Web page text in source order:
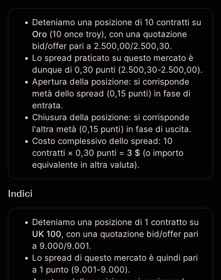
Deteniamo una posizione di 10 contratti su
Oro (10 once troy), con una quotazione
bid/offer pari a 2.500,00/2.500,30.
Lo spread praticato su questo mercato è
dunque di 0,30 punti (2.500,30-2.500,00).
Apertura della posizione: si corrisponde
metà dello spread (0,15 punti) in fase di
entrata.
Chiusura della posizione: si corrisponde
l'altra metà (0,15 punti) in fase di uscita.
Costo complessivo dello spread: 10
contratti × 0,30 punti = 3 $ (o importo
equivalente in altra valuta).
Indici
Deteniamo una posizione di 1 contratto su
UK 100, con una quotazione bid/offer pari
a 9.000/9.001.
Lo spread di questo mercato è quindi pari
a 1 punto (9.001-9.000).